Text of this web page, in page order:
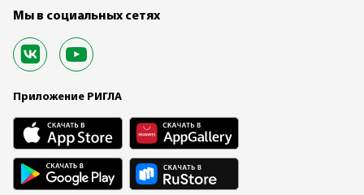
Мы в социальных сетях
Приложение РИГЛА